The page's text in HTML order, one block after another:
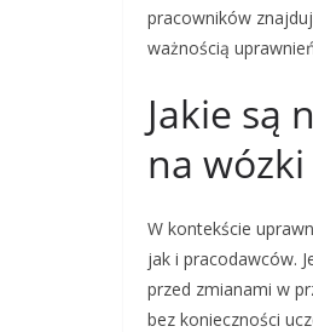
pracowników
ważnością
Jakie są
na wózki
W kontekście
jak i pracodawców.
przed zmianami w
bez konieczności